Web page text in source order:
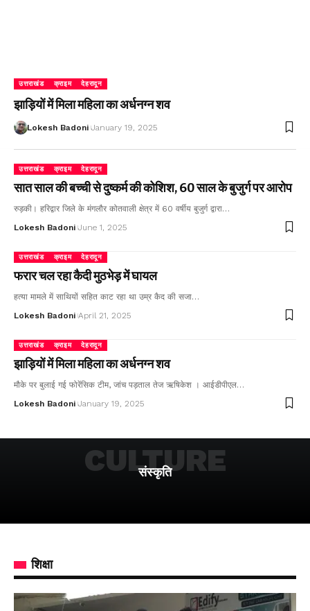
उत्तराखंड क्राइम देहरादून
झाड़ियों में मिला महिला का अर्धनग्न शव
Lokesh Badoni January 19, 2025
उत्तराखंड क्राइम देहरादून
सात साल की बच्ची से दुष्कर्म की कोशिश, 60 साल के बुजुर्ग पर आरोप
रुड़की। हरिद्वार जिले के मंगलौर कोतवाली क्षेत्र में 60 वर्षीय बुजुर्ग द्वारा…
Lokesh Badoni June 1, 2025
उत्तराखंड क्राइम देहरादून
फरार चल रहा कैदी मुठभेड़ में घायल
हत्या मामले में साथियों सहित काट रहा था उम्र कैद की सजा…
Lokesh Badoni April 21, 2025
उत्तराखंड क्राइम देहरादून
झाड़ियों में मिला महिला का अर्धनग्न शव
मौके पर बुलाई गई फोरेंसिक टीम, जांच पड़ताल तेज ऋषिकेश । आईडीपीएल…
Lokesh Badoni January 19, 2025
संस्कृति
CULTURE
शिक्षा